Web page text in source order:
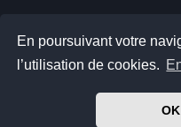
En poursuivant votre
l’utilisation de cookies.
OK
Index du forum
Développé parphpBB®
Prosilver Dark